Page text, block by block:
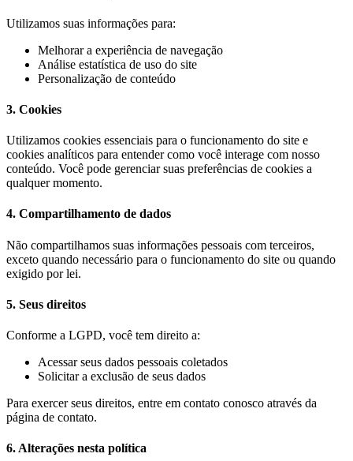
Utilizamos suas informações para:
Melhorar a experiência de navegação
Análise estatística de uso do site
Personalização de conteúdo
3. Cookies
Utilizamos cookies essenciais para o funcionamento do site e
cookies analíticos para entender como você interage com nosso
conteúdo. Você pode gerenciar suas preferências de cookies a
qualquer momento.
4. Compartilhamento de dados
Não compartilhamos suas informações pessoais com terceiros,
exceto quando necessário para o funcionamento do site ou quando
exigido por lei.
5. Seus direitos
Conforme a LGPD, você tem direito a:
Acessar seus dados pessoais coletados
Solicitar a exclusão de seus dados
Para exercer seus direitos, entre em contato conosco através da
página de contato.
6. Alterações nesta política